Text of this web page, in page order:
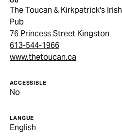
The Toucan & Kirkpatrick's Irish
Pub
76 Princess Street Kingston
613-544-1966
www.thetoucan.ca
ACCESSIBLE
No
LANGUE
English